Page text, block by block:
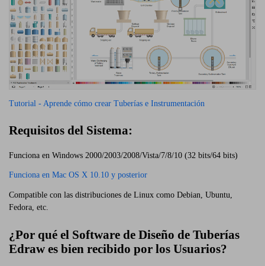
Tutorial - Aprende cómo crear Tuberías e Instrumentación
Requisitos del Sistema:
Funciona en Windows 2000/2003/2008/Vista/7/8/10 (32 bits/64 bits)
Funciona en Mac OS X 10.10 y posterior
Compatible con las distribuciones de Linux como Debian, Ubuntu,
Fedora, etc.
¿Por qué el Software de Diseño de Tuberías
Edraw es bien recibido por los Usuarios?